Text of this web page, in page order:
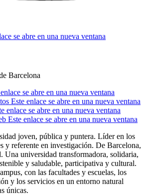
se abre en una nueva ventana
Barcelona
se abre en una nueva ventana
Este enlace se abre en una nueva ventana
enlace se abre en una nueva ventana
Este enlace se abre en una nueva ventana
joven, pública y puntera. Líder en los
y referente en investigación. De Barcelona,
Una universidad transformadora, solidaria,
y saludable, participativa y cultural.
con las facultades y escuelas, los
y los servicios en un entorno natural
únicas.